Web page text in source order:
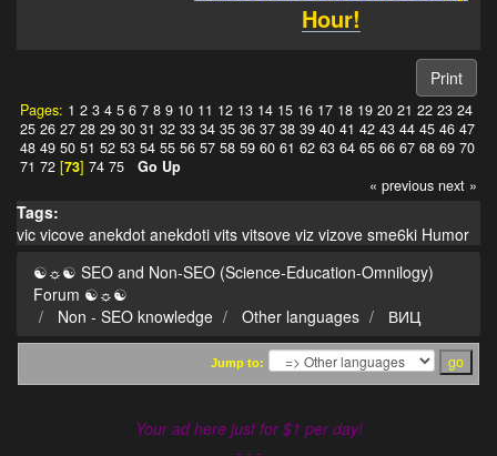
Hour!
Print
Pages: 1 2 3 4 5 6 7 8 9 10 11 12 13 14 15 16 17 18 19 20 21 22 23 24
25 26 27 28 29 30 31 32 33 34 35 36 37 38 39 40 41 42 43 44 45 46 47
48 49 50 51 52 53 54 55 56 57 58 59 60 61 62 63 64 65 66 67 68 69 70
71 72[73] 74 75
Go Up
« previous next »
Tags:
vic vicove anekdot anekdoti vits vitsove viz vizove sme6ki Humor
☯☼☯ SEO and Non-SEO (Science-Education-Omnilogy)
Forum ☯☼☯
Non - SEO knowledge
Other languages ВИЦ
Jump to:
Your ad here just for $1 per day!